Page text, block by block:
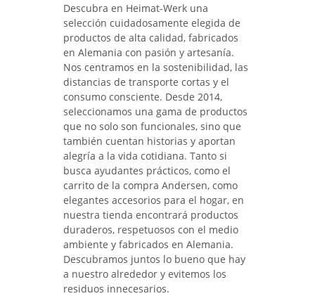
Descubra en Heimat-Werk una
selección cuidadosamente elegida de
productos de alta calidad, fabricados
en Alemania con pasión y artesanía.
Nos centramos en la sostenibilidad, las
distancias de transporte cortas y el
consumo consciente. Desde 2014,
seleccionamos una gama de productos
que no solo son funcionales, sino que
también cuentan historias y aportan
alegría a la vida cotidiana. Tanto si
busca ayudantes prácticos, como el
carrito de la compra Andersen, como
elegantes accesorios para el hogar, en
nuestra tienda encontrará productos
duraderos, respetuosos con el medio
ambiente y fabricados en Alemania.
Descubramos juntos lo bueno que hay
a nuestro alrededor y evitemos los
residuos innecesarios.